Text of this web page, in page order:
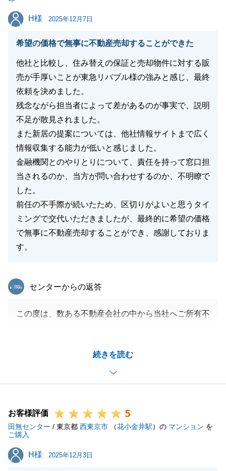
H様
H様 2025年12月7日
希望の価格で無事に不動産売却することができた
他社と比較し、住み替えの保証と売却物件に対する販
売が手厚いことが東急リバブル様の強みと感じ、最終
依頼を決めました。
残念ながら担当者によって差があるのが事実で、説明
不足が散見されました。
また新居の提案については、他社情報サイトまで広く
情報収集する能力が低いと感じました。
金融機関とのやりとりについて、責任を持って窓口担
当されるのか、当方が問い合わせするのか、不明瞭で
した。
前任の不手際が続いたため、区切りがよいと思うタイ
ミングで交代いただきましたが、最終的に希望の価格
で無事に不動産売却することができ、感謝しておりま
す。
続きを読む
東急リバブル
センターからの返答
この度は、数ある不動産会社の中から当社へご所有不
活動中、至らぬ点もあったかと存じますが、最終的に
Ｈ様にご納得いただける価格で成約を迎えられました
こと、私自身も大変嬉しく、安堵しております。
がございましたらいつでもお気軽にご連絡ください。
よろしくお願いします。
お客様評価 5
田無センター / 東京都 西東京市 （花小金井駅）の マンション を
ご購入
H様
H様 2025年12月3日